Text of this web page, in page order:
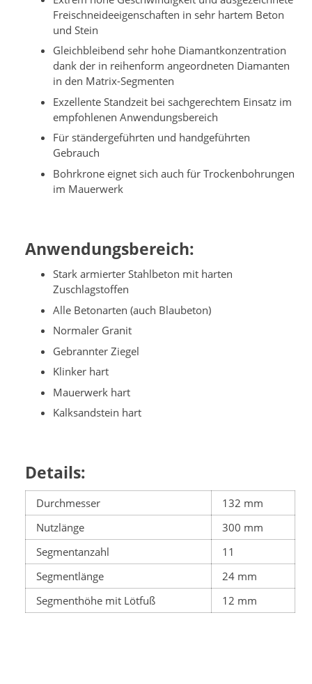
Freischneideeigenschaften in sehr hartem Beton
und Stein
Gleichbleibend sehr hohe Diamantkonzentration
dank der in reihenform angeordneten Diamanten
in den Matrix-Segmenten
Exzellente Standzeit bei sachgerechtem Einsatz im
empfohlenen Anwendungsbereich
Für ständergeführten und handgeführten
Gebrauch
Bohrkrone eignet sich auch für Trockenbohrungen
im Mauerwerk
Anwendungsbereich:
Stark armierter Stahlbeton mit harten
Zuschlagstoffen
Alle Betonarten (auch Blaubeton)
Normaler Granit
Gebrannter Ziegel
Klinker hart
Mauerwerk hart
Kalksandstein hart
Details:
Durchmesser
132 mm
Nutzlänge
300 mm
Segmentanzahl
11
Segmentlänge
24 mm
Segmenthöhe mit Lötfuß
12 mm